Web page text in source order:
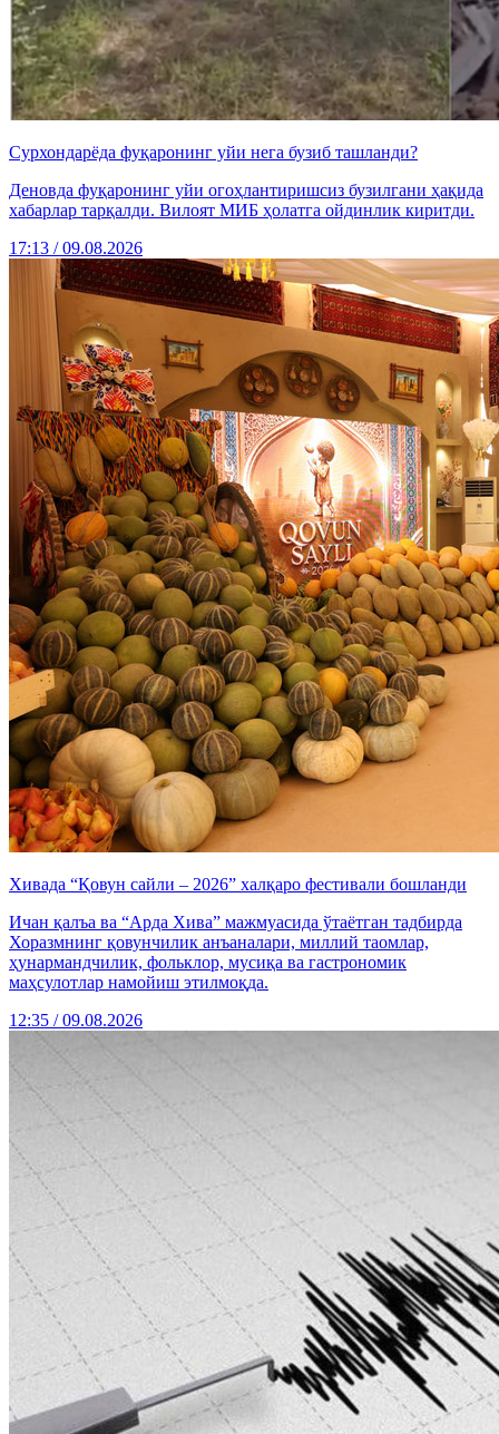
Сурхондарёда фуқаронинг уйи нега бузиб ташланди?
Деновда фуқаронинг уйи огоҳлантиришсиз бузилгани ҳақида
хабарлар тарқалди. Вилоят МИБ ҳолатга ойдинлик киритди.
17:13 / 09.08.2026
Хивада “Қовун сайли – 2026” халқаро фестивали бошланди
Ичан қалъа ва “Арда Хива” мажмуасида ўтаётган тадбирда
Хоразмнинг қовунчилик анъаналари, миллий таомлар,
ҳунармандчилик, фольклор, мусиқа ва гастрономик
маҳсулотлар намойиш этилмоқда.
12:35 / 09.08.2026